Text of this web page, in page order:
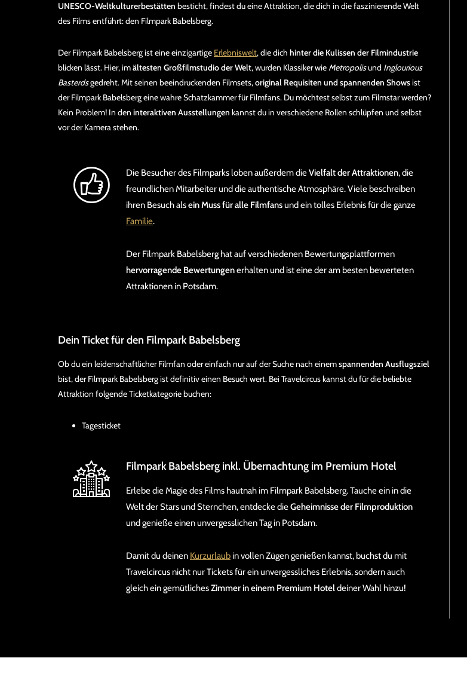
UNESCO-Weltkulturerbestätten besticht, findest du eine Attraktion, die dich in die faszinierende Welt
des Films entführt: den Filmpark Babelsberg.
Der Filmpark Babelsberg ist eine einzigartige Erlebniswelt, die dich hinter die Kulissen der Filmindustrie
blicken lässt. Hier, imältesten Großfilmstudio der Welt, wurden Klassiker wieMetropolisund Inglourious
Basterdsgedreht. Mit seinen beeindruckenden Filmsets,original Requisiten und spannenden Showsist
der Filmpark Babelsberg eine wahre Schatzkammer für Filmfans. Du möchtest selbst zum Filmstar werden?
Kein Problem! In den interaktiven Ausstellungen kannst du in verschiedene Rollen schlüpfen und selbst
vor der Kamera stehen.
Die Besucher des Filmparks loben außerdem dieVielfalt der Attraktionen, die
freundlichen Mitarbeiter und die authentische Atmosphäre. Viele beschreiben
ihren Besuch alsein Muss für alle Filmfansund ein tolles Erlebnis für die ganze
Familie.
Der Filmpark Babelsberg hat auf verschiedenen Bewertungsplattformen
hervorragende Bewertungenerhalten und ist eine der am besten bewerteten
Attraktionen in Potsdam.
Dein Ticket für den Filmpark Babelsberg
Ob du ein leidenschaftlicher Filmfan oder einfach nur auf der Suche nach einemspannenden Ausflugsziel
bist, der Filmpark Babelsberg ist definitiv einen Besuch wert. Bei Travelcircus kannst du für die beliebte
Attraktion folgende Ticketkategorie buchen:
Tagesticket
Filmpark Babelsberg inkl. Übernachtung im Premium Hotel
Erlebe die Magie des Films hautnah im Filmpark Babelsberg. Tauche ein in die
Welt der Stars und Sternchen, entdecke dieGeheimnisse der Filmproduktion
und genieße einen unvergesslichen Tag in Potsdam.
Damit du deinen Kurzurlaub in vollen Zügen genießen kannst, buchst du mit
Travelcircus nicht nur Tickets für ein unvergessliches Erlebnis, sondern auch
gleich ein gemütlichesZimmer in einem Premium Hoteldeiner Wahl hinzu!